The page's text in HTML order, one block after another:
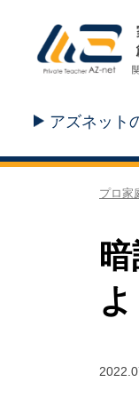
アズネット
プロ家